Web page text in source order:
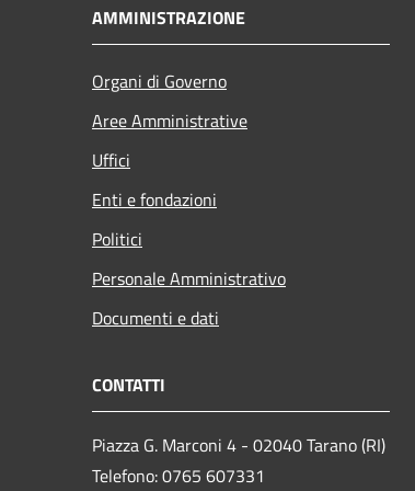
AMMINISTRAZIONE
Organi di Governo
Aree Amministrative
Uffici
Enti e fondazioni
Politici
Personale Amministrativo
Documenti e dati
CONTATTI
Piazza G. Marconi 4 - 02040 Tarano (RI)
Telefono: 0765 607331